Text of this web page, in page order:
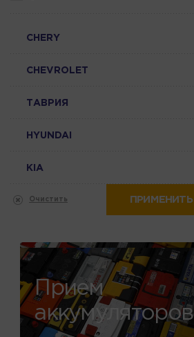
CHERY
CHEVROLET
ТАВРИЯ
HYUNDAI
KIA
Очистить ПРИМЕНИТЬ
Прием
аккумуляторов